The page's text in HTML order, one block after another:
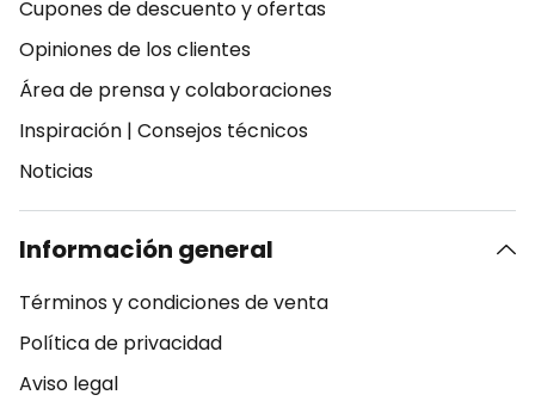
Cupones de descuento y ofertas
Opiniones de los clientes
Área de prensa y colaboraciones
Inspiración | Consejos técnicos
Noticias
Información general
Términos y condiciones de venta
Política de privacidad
Aviso legal